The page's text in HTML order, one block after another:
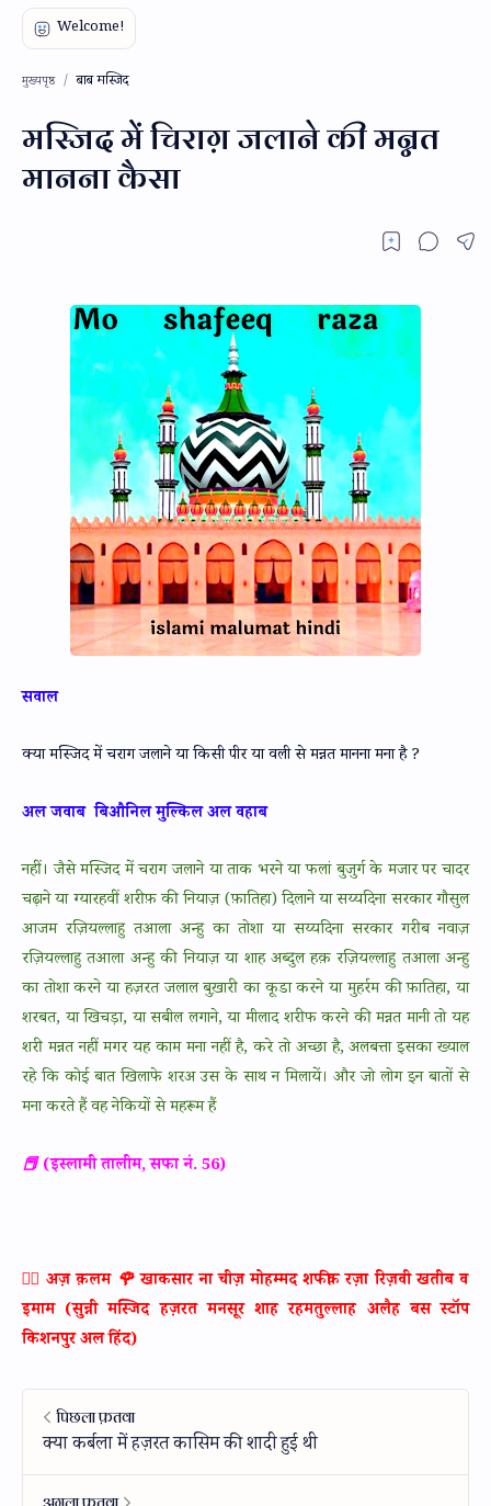
मुख्यपृष्ठ बाब मस्जिद
मस्जिद में चिराग़ जलाने की मन्नत
मानना कैसा
सवाल
क्या मस्जिद में चराग जलाने या किसी पीर या वली से मन्नत मानना मना है ?
अल जवाब बिऔनिल मुल्किल अल वहाब
नहीं। जैसे मस्जिद में चराग जलाने या ताक भरने या फलां बुजुर्ग के मजार पर चादर
चढ़ाने या ग्यारहवीं शरीफ़ की नियाज़ (फ़ातिहा) दिलाने या सय्यदिना सरकार गौसुल
आजम रज़ियल्लाहु तआला अन्हु का तोशा या सय्यदिना सरकार गरीब नवाज़
रज़ियल्लाहु तआला अन्हु की नियाज़ या शाह अब्दुल हक़ रज़ियल्लाहु तआला अन्हु
का तोशा करने या हज़रत जलाल बुख़ारी का कूडा करने या मुहर्रम की फ़ातिहा, या
शरबत, या खिचड़ा, या सबील लगाने, या मीलाद शरीफ करने की मन्नत मानी तो यह
शरी मन्नत नहीं मगर यह काम मना नहीं है, करे तो अच्छा है, अलबत्ता इसका ख्याल
रहे कि कोई बात खिलाफे शरअ उस के साथ न मिलायें। और जो लोग इन बातों से
मना करते हैं वह नेकियों से महरूम हैं
📕 (इस्लामी तालीम, सफा नं. 56)
✍🏻 अज़ क़लम 🌹 खाकसार ना चीज़ मोहम्मद शफीक़ रज़ा रिज़वी खतीब व
इमाम (सुन्नी मस्जिद हज़रत मनसूर शाह रहमतुल्लाह अलैह बस स्टॉप
किशनपुर अल हिंद)